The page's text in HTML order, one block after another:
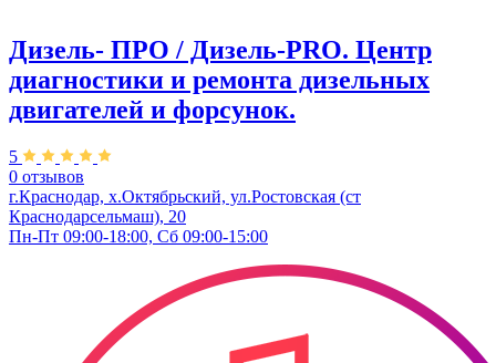
Дизель- ПРО / Дизель-PRO. Центр
диагностики и ремонта дизельных
двигателей и форсунок.
5
0 отзывов
г.Краснодар, х.Октябрьский, ул.Ростовская (ст
Краснодарсельмаш), 20
Пн-Пт 09:00-18:00, Сб 09:00-15:00